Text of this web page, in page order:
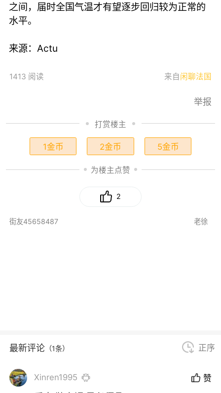
之间，届时全国气温才有望逐步回归较为正常的
水平。
来源：Actu
1413 阅读 来自 闲聊法国
举报
打赏楼主
1金币 2金币 5金币
为楼主点赞
2
街友45658487 老徐
最新评论 （1条） 正序
Xinren1995 赞